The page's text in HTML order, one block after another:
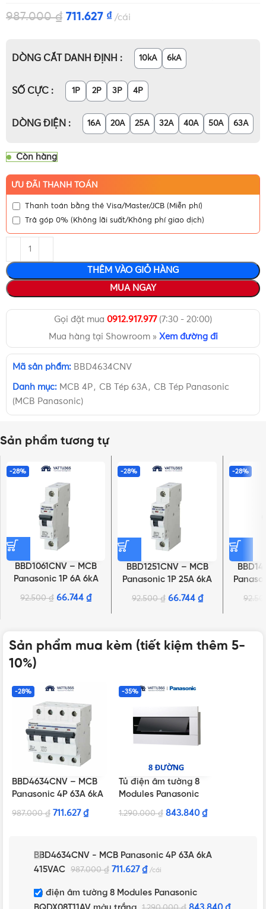
987.000₫ 711.627 ₫ cái
DÒNG CẮT DANH ĐỊNH 10kA 6kA
SỐ CỰC 1P 2P 3P 4P
DÒNG ĐIỆN 16A 20A 25A 32A 40A 50A 63A
Còn hàng
ƯU ĐÃI THANH TOÁN
Thanh toán bằng thẻ Visa/Master/JCB (Miễn phí)
Trả góp 0% (Không lãi suất/Không phí giao dịch)
THÊM VÀO GIỎ HÀNG
MUA NGAY
Gọi đặt mua 0912.917.977(7:30 - 20:00)
Mua hàng tại Showroom » Xem đường đi
Mã sản phẩm: BBD4634CNV
Danh mục: MCB 4P, CB Tép 63A, CB Tép Panasonic
(MCB Panasonic)
Sản phẩm tương tự
-28%
BBD1061CNV – MCB
Panasonic 1P 6A 6kA
240VAC
92.500₫ 66.744₫
-28%
BBD1251CNV – MCB
Panasonic 1P 25A 6kA
240VAC
92.500₫ 66.744 ₫
-28%
Sản phẩm mua kèm (tiết kiệm thêm 5-
10%)
-28%
BBD4634CNV – MCB
Panasonic 4P 63A 6kA
987.000₫ 711.627 ₫
-35%
Tủ điện âm tường 8
Modules Panasonic
BQDX08T11AV màu
1.290.000₫ 843.840 ₫
BBD4634CNV - MCB Panasonic 4P 63A 6kA
415VAC
987.000₫ 711.627 ₫ cái
Tủ điện âm tường 8 Modules Panasonic